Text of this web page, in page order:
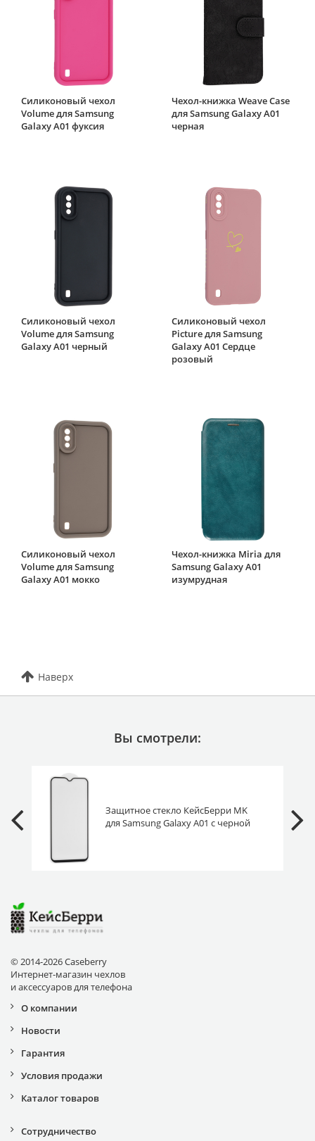
Силиконовый чехол
Volume для Samsung
Galaxy A01 фуксия
Чехол-книжка Weave Case
для Samsung Galaxy A01
черная
Силиконовый чехол
Volume для Samsung
Galaxy A01 черный
Силиконовый чехол
Picture для Samsung
Galaxy A01 Сердце
розовый
Силиконовый чехол
Volume для Samsung
Galaxy A01 мокко
Чехол-книжка Miria для
Samsung Galaxy A01
изумрудная
Наверх
Вы смотрели:
Защитное стекло КейсБерри MK
для Samsung Galaxy A01 с черной
© 2014-2026 Caseberry
Интернет-магазин чехлов
и аксессуаров для телефона
О компании
Новости
Гарантия
Условия продажи
Каталог товаров
Сотрудничество